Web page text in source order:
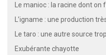
Le manioc : la racine dont
L’igname : une production
Le taro : une autre source
Exubérante chayotte